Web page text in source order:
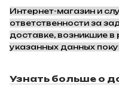
Интернет-магазин и
ответственности за
доставке, возникшие в
указанных данных
Узнать больше о